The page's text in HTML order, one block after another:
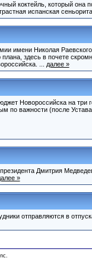
коктейль, который она
испанская
имени Николая
здесь в почете
...
далее »
Новороссийска на три
по важности (после
Дмитрия
»
отправляются в